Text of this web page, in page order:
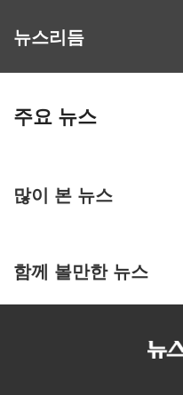
뉴스리듬
주요 뉴스
많이 본 뉴스
함께 볼만한 뉴스